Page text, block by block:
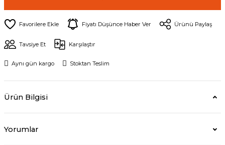
Fiyatı Düşünce Haber Ver Ürünü Paylaş
Tavsiye Et Karşılaştır
Aynı gün kargo Stoktan Teslim
Ürün Bilgisi
Yorumlar